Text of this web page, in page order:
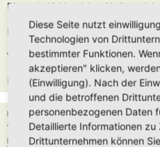
Diese sind leider viel zu Umfangreich
Bitte stellt diese Fragen im Forum,
Viele Grüße
Robert
Empfänger:
Administrator
Deine E-Mail-Adresse:
Diese Seite nutzt
Technologien von
bestimmter Funktionen.
akzeptieren" klicken,
(Einwilligung). Nach der
und die betroffenen
personenbezogenen Daten
Detaillierte Informationen
Drittunternehmen können